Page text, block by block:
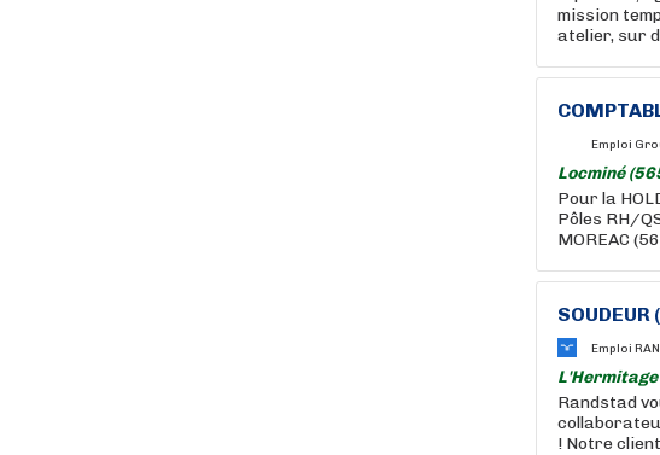
mission
atelier, sur
Emploi
Locminé
Pour la
Pôles RH/
MOREAC
SOUDEUR
Emploi
Randstad
! Notre